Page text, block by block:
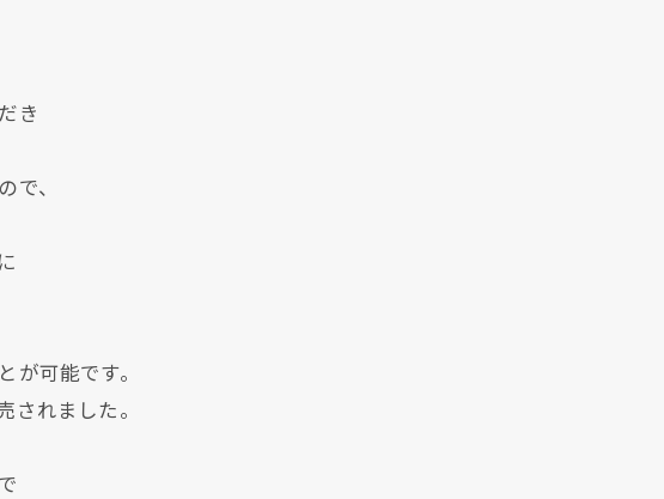
き
で、
可能です。
れました。